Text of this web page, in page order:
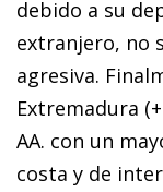
debido a su
extranjero, no
agresiva.
Extremadura
AA. con un
costa y de